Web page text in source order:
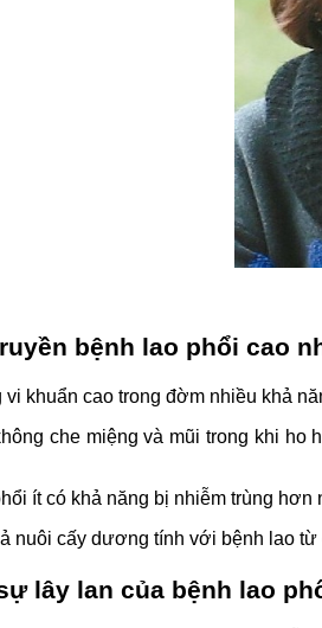
bệnh lao phổi cao
khuẩn cao trong đờm nhiều khả
che miệng và mũi trong khi
ít có khả năng bị nhiễm trùng
nuôi cấy dương tính với bệnh lao
lây lan của bệnh lao